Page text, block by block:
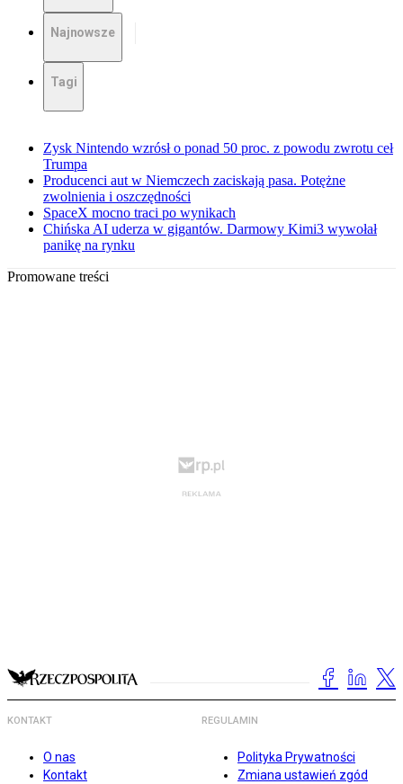
Najnowsze
Tagi
Zysk Nintendo wzrósł o ponad 50 proc. z powodu zwrotu ceł
Trumpa
Producenci aut w Niemczech zaciskają pasa. Potężne
zwolnienia i oszczędności
SpaceX mocno traci po wynikach
Chińska AI uderza w gigantów. Darmowy Kimi3 wywołał
panikę na rynku
Promowane treści
KONTAKT
O nas
Kontakt
REGULAMIN
Polityka Prywatności
Zmiana ustawień zgód